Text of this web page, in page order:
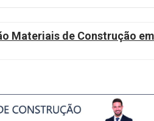
Materiais de Construção